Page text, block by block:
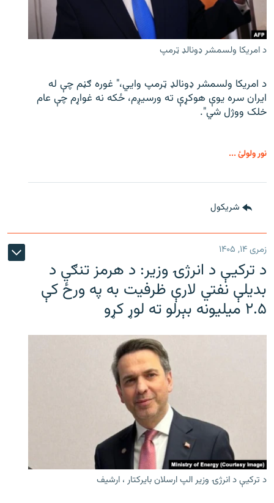
د امریکا ولسمشر ډونالډ ټرمپ
د امریکا ولسمشر ډونالډ ټرمپ وايي،" غوره ګڼم چې له
ایران سره یوې هوکړې ته ورسیږم، ځکه نه غواړم چې عام
خلک ووژل شي".
نور ولولئ ...
شريکول
زمری ۱۴, ۱۴۰۵
د ترکیې د انرژۍ وزیر: د هرمز تنګي د
بدیلې نفتي لارې ظرفیت به په ورځ کې
۲.۵ میلیونه بېرلو ته لوړ کړو
د ترکیې د انرژۍ وزیر الپ ارسلان بایرکتار ، ارشیف